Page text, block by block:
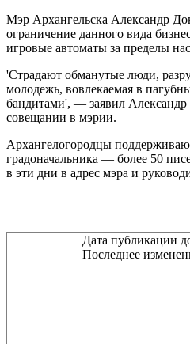
Мэр Архангельска Александр
ограничение данного вида
игровые автоматы за пределы
'Страдают обманутые люди,
молодежь, вовлекаемая в
бандитами', — заявил
совещании в мэрии.
Архангелогородцы
градоначальника — более 50
в эти дни в адрес мэра и
Дата публикации
Последнее